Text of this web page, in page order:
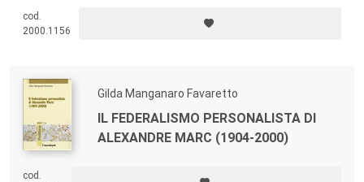
cod.
2000.1156
Gilda Manganaro Favaretto
IL FEDERALISMO PERSONALISTA DI
ALEXANDRE MARC (1904-2000)
cod.